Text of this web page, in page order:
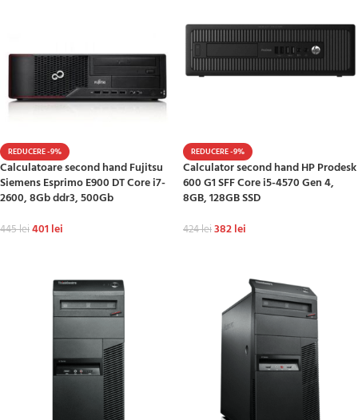
REDUCERE -9%
Calculatoare second hand Fujitsu
Siemens Esprimo E900 DT Core i7-
2600, 8Gb ddr3, 500Gb
445lei401 lei
REDUCERE -9%
Calculator second hand HP Prodesk
600 G1 SFF Core i5-4570 Gen 4,
8GB, 128GB SSD
424lei382lei